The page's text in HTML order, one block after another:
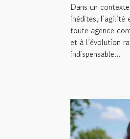
Dans un
inédites, l’agilité
toute agence
et à l’évolution
indispensable...